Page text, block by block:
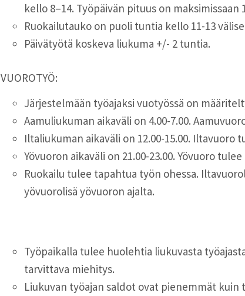
kello 8–14. Työpäivän pituus on maksimissaan
Ruokailutauko on puoli tuntia kello 11-13
Päivätyötä koskeva liukuma +/- 2 tuntia.
VUOROTYÖ:
Järjestelmään työajaksi vuotyössä on
Aamuliukuman aikaväli on 4.00-7.00.
Iltaliukuman aikaväli on 12.00-15.00. Iltavuoro
Yövuoron aikaväli on 21.00-23.00. Yövuoro
Ruokailu tulee tapahtua työn ohessa.
yövuorolisä yövuoron ajalta.
Työpaikalla tulee huolehtia liukuvasta
tarvittava miehitys.
Liukuvan työajan saldot ovat pienemmät kuin